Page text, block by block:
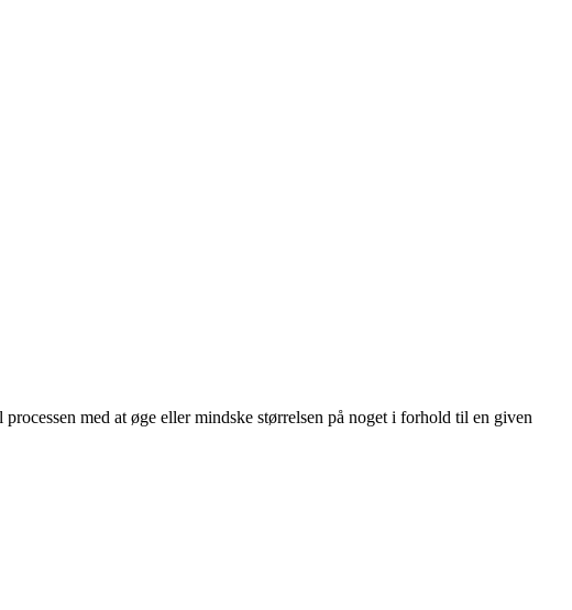
med at øge eller mindske størrelsen på noget i forhold til en given